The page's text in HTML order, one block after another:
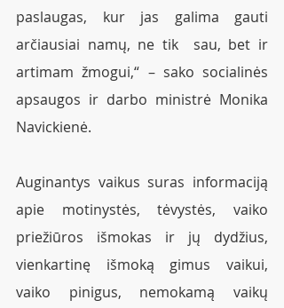
paslaugas, kur jas galima gauti
arčiausiai namų, ne tik  sau, bet ir
artimam žmogui,“ – sako socialinės
apsaugos ir darbo ministrė Monika
Navickienė.
Auginantys vaikus suras informaciją
apie motinystės, tėvystės, vaiko
priežiūros išmokas ir jų dydžius,
vienkartinę išmoką gimus vaikui,
vaiko pinigus, nemokamą vaikų